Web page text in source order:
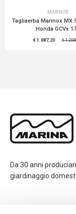
MARINOX
Tagliaerba Marinox MX
Honda GCVx
€ 1.087,20 €
Da 30 anni
giardinaggio